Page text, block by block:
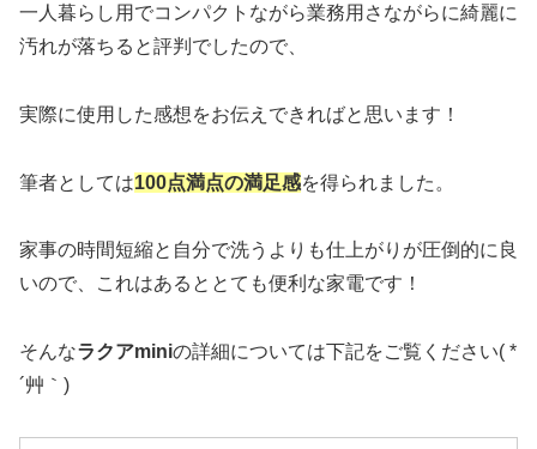
一人暮らし用でコンパクトながら業務用さながらに綺麗に
汚れが落ちると評判でしたので、
実際に使用した感想をお伝えできればと思います！
筆者としては100点満点の満足感を得られました。
家事の時間短縮と自分で洗うよりも仕上がりが圧倒的に良
いので、これはあるととても便利な家電です！
そんなラクアminiの詳細については下記をご覧ください( *
´艸｀)